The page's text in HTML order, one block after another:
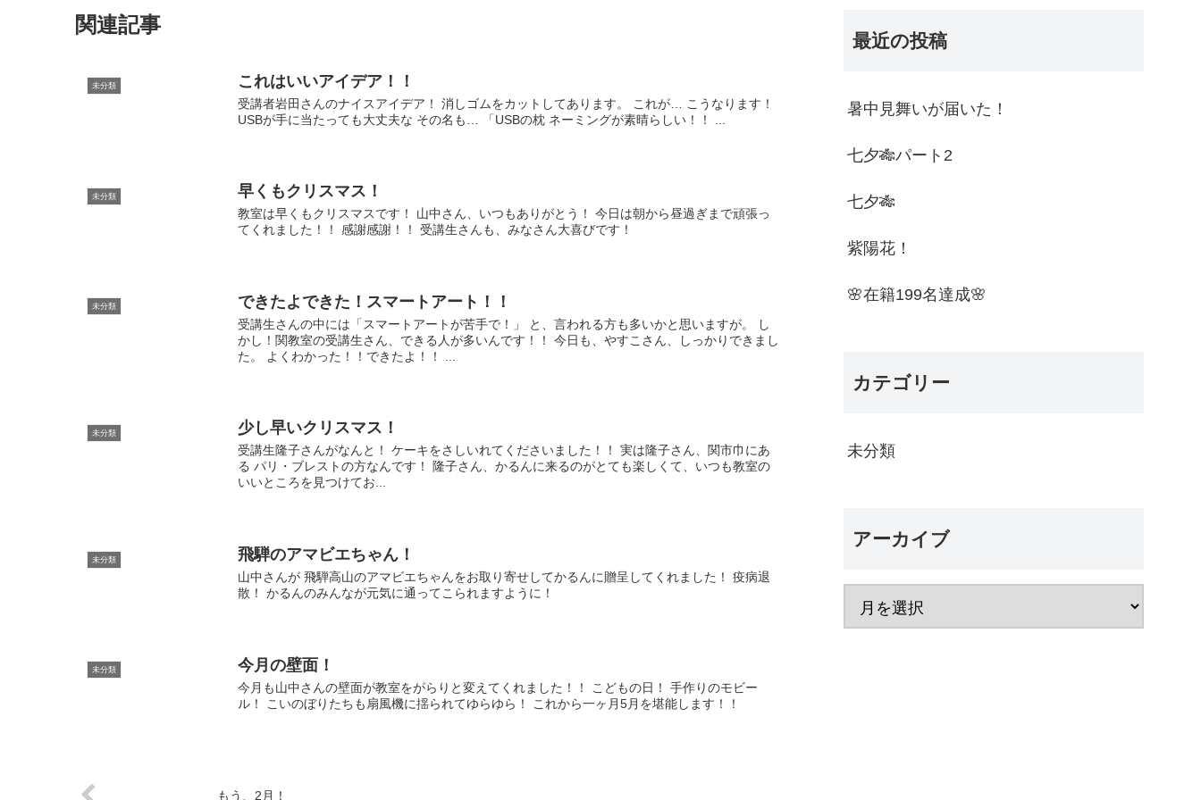
関連記事
未分類 これはいいアイデア！！
受講者岩田さんのナイスアイデア！ 消しゴムをカットしてあります。 これが… こうなります！
USBが手に当たっても大丈夫な その名も… 「USBの枕 ネーミングが素晴らしい！！ ...
未分類 早くもクリスマス！
教室は早くもクリスマスです！ 山中さん、いつもありがとう！ 今日は朝から昼過ぎまで頑張っ
てくれました！！ 感謝感謝！！ 受講生さんも、みなさん大喜びです！
未分類 できたよできた！スマートアート！！
受講生さんの中には「スマートアートが苦手で！」 と、言われる方も多いかと思いますが。 し
かし！関教室の受講生さん、できる人が多いんです！！ 今日も、やすこさん、しっかりできまし
た。 よくわかった！！できたよ！！ ...
未分類 少し早いクリスマス！
受講生隆子さんがなんと！ ケーキをさしいれてくださいました！！ 実は隆子さん、関市巾にあ
る パリ・ブレストの方なんです！ 隆子さん、かるんに来るのがとても楽しくて、いつも教室の
いいところを見つけてお...
未分類 飛騨のアマビエちゃん！
山中さんが 飛騨高山のアマビエちゃんをお取り寄せしてかるんに贈呈してくれました！ 疫病退
散！ かるんのみんなが元気に通ってこられますように！
未分類 今月の壁面！
今月も山中さんの壁面が教室をがらりと変えてくれました！！ こどもの日！ 手作りのモビー
ル！ こいのぼりたちも扇風機に揺られてゆらゆら！ これから一ヶ月5月を堪能します！！
もう、2月！
最近の投稿
暑中見舞いが届いた！
七夕🎋パート2
七夕🎋
紫陽花！
🌸在籍199名達成🌸
カテゴリー
未分類
アーカイブ